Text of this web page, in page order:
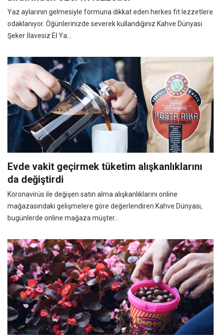
Yaz aylarının gelmesiyle formuna dikkat eden herkes fit lezzetlere
odaklanıyor. Öğünlerinizde severek kullandığınız Kahve Dünyası
Şeker İlavesiz El Ya...
Evde vakit geçirmek tüketim alışkanlıklarını
da değiştirdi
Koronavirüs ile değişen satın alma alışkanlıklarını online
mağazasındaki gelişmelere göre değerlendiren Kahve Dünyası,
bugünlerde online mağaza müşter...